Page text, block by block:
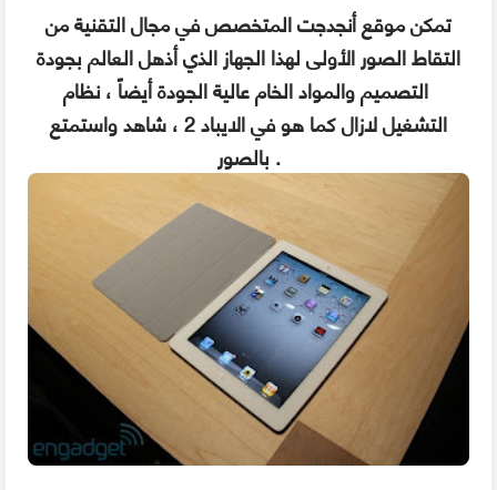
تمكن موقع أنجدجت المتخصص في مجال التقنية من
التقاط الصور الأولى لهذا الجهاز الذي أذهل العالم بجودة
التشغيل لازال كما هو في الايباد 2 ، شاهد واستمتع
بالصور .